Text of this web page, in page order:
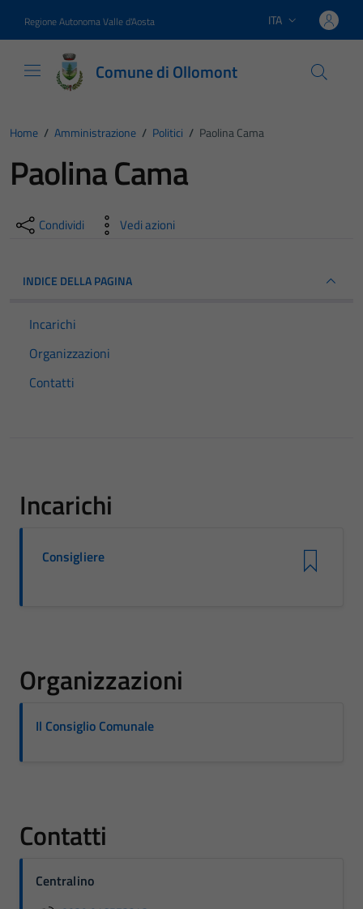
Regione Autonoma Valle d'Aosta Lingua attiva:
ITA
Comune di Ollomont
Home / Amministrazione / Politici / Paolina Cama
Paolina Cama
Condividi Vedi azioni
INDICE DELLA PAGINA
Incarichi
Organizzazioni
Contatti
Incarichi
Consigliere
Organizzazioni
Il Consiglio Comunale
Contatti
Centralino